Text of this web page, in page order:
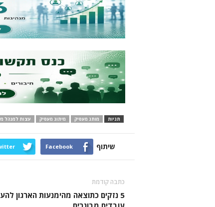
תגיות מותג מעסיק מיתוג מעסיק עצות למנהל
שיתוף Facebook
כתבה קודמת
5 נזקים כתוצאה מהימנעות הארגון